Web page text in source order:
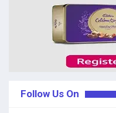
Follow Us On